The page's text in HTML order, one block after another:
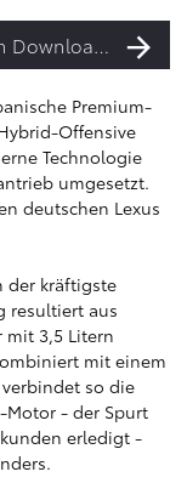
Zu den Downloads
Premium-
Offensive
Technologie
umgesetzt.
deutschen Lexus
der kräftigste
resultiert aus
mit 3,5 Litern
mit einem
verbindet so die
Motor - der Spurt
erledigt -